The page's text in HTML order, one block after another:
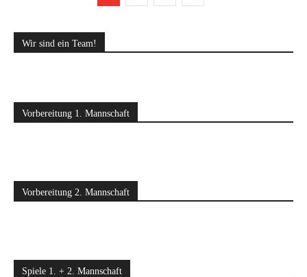
Wir sind ein Team!
Vorbereitung 1. Mannschaft
Vorbereitung 2. Mannschaft
Spiele 1. + 2. Mannschaft